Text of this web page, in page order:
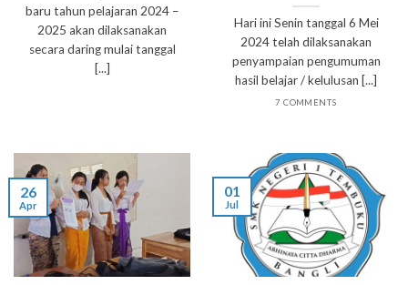
baru tahun pelajaran 2024 –
2025 akan dilaksanakan
secara daring mulai tanggal
[...]
Hari ini Senin tanggal 6 Mei
2024 telah dilaksanakan
penyampaian pengumuman
hasil belajar / kelulusan [...]
7 COMMENTS
26
Apr
01
Jul